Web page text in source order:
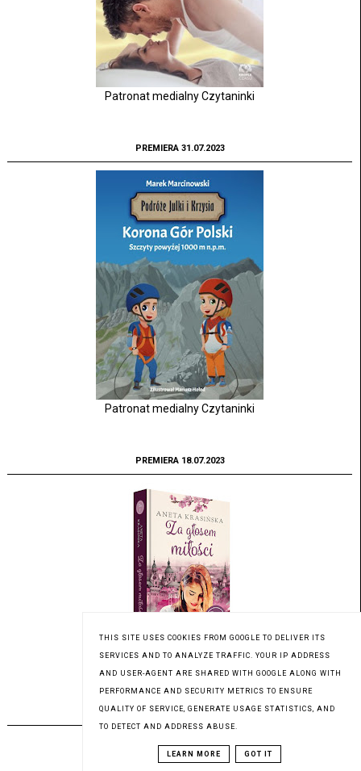
Patronat medialny Czytaninki
PREMIERA 31.07.2023
Patronat medialny Czytaninki
PREMIERA 18.07.2023
Patronat medialny Czytaninki
PREMIERA 17.07.2023
THIS SITE USES COOKIES FROM GOOGLE TO DELIVER ITS
SERVICES AND TO ANALYZE TRAFFIC. YOUR IP ADDRESS
AND USER-AGENT ARE SHARED WITH GOOGLE ALONG WITH
PERFORMANCE AND SECURITY METRICS TO ENSURE
QUALITY OF SERVICE, GENERATE USAGE STATISTICS, AND
TO DETECT AND ADDRESS ABUSE.
LEARN MORE GOT IT